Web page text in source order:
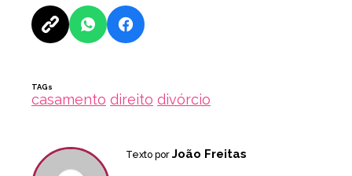
TAGs
casamento direito divórcio
Texto por João Freitas